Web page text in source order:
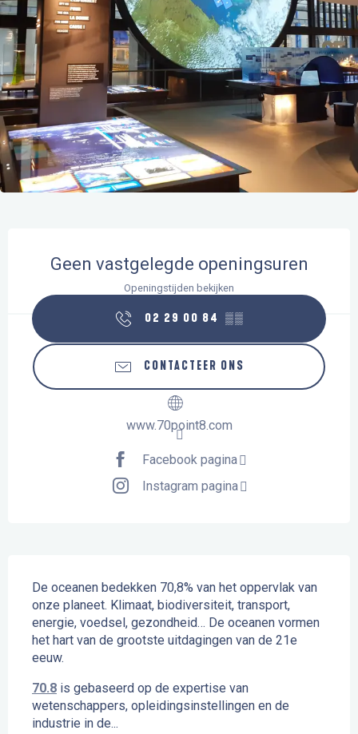
Geen vastgelegde openingsuren
Openingstijden bekijken
02 29 00 84 ▒▒
CONTACTEER ONS
www.70point8.com
Facebook pagina
Instagram pagina
De oceanen bedekken 70,8% van het oppervlak van
onze planeet. Klimaat, biodiversiteit, transport,
energie, voedsel, gezondheid… De oceanen vormen
het hart van de grootste uitdagingen van de 21e
eeuw.
70.8 is gebaseerd op de expertise van
wetenschappers, opleidingsinstellingen en de
industrie in de...